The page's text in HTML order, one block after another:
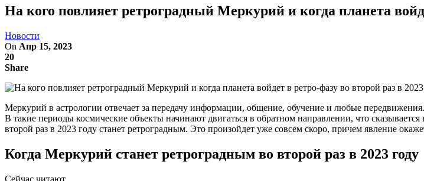
На кого повлияет ретроградный Меркурий и когда планета
Новости
On Апр 15, 2023
20
Share
Меркурий в астрологии отвечает за передачу информации, общение, обучение и любые
В такие периоды космические объекты начинают двигаться в обратном направлении, что
второй раз в 2023 году станет ретроградным. Это произойдет уже совсем скоро, причем явление
Когда Меркурий станет ретроградным во второй раз в 2023 году
Сейчас читают